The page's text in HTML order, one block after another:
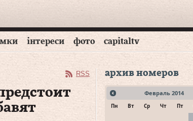
інтереси фото capitaltv
RSS архив номеров
Февраль 2014
Пн Вт Ср Чт Пт